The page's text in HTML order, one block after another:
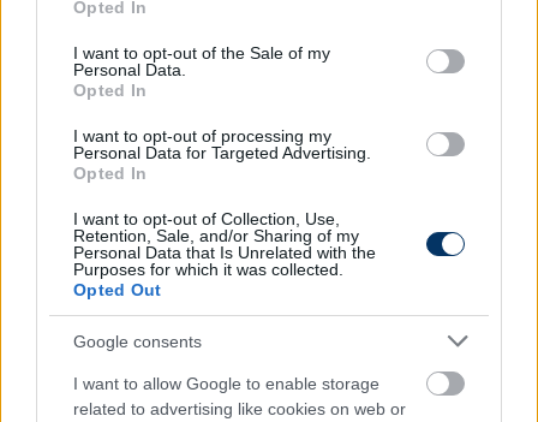
use your data for below specified purposes in below Google
consent section.
Opted In
I want to opt-out of the Sale of my
Personal Data.
Opted In
I want to opt-out of processing my
Personal Data for Targeted Advertising.
Opted In
I want to opt-out of Collection, Use,
Retention, Sale, and/or Sharing of my
Personal Data that Is Unrelated with the
Purposes for which it was collected.
Opted Out
Google consents
I want to allow Google to enable storage
related to advertising like cookies on web or
Kiválóak például sportruhákhoz, ugyanis nagyon jó a
vízelvezető képességük. Ennek köszönhetően a
különféle edzések, sporttevékenységek során jóval
szárazabbnak érezhetjük magunkat. Persze épp
ebből a kedvező tulajdonságból fakad a másik
felhasználási körük, a babaholmik világa.
Ami pedig a mosásukat illeti, mindkettő egyszerűen
tisztítható, hiszen poliészter alapúak, ez pedig
együtt jár a könnyű kezelhetőséggel. Külön előny
ezeknél az anyagoknál, hogy képesek nedvesen is
Környezetbarát, mosható higiéniai termékek